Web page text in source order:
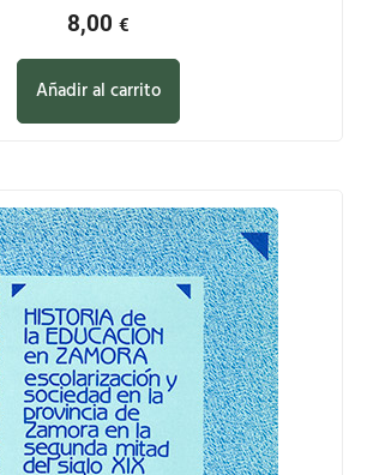
8,00 €
Añadir al carrito